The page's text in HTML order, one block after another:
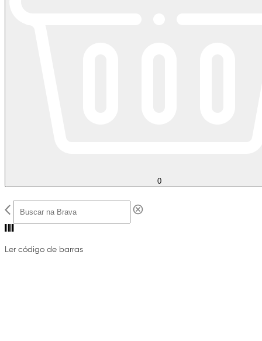
0
Ler código de barras